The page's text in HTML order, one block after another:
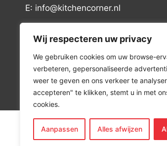
Wij respecteren uw privacy
We gebruiken cookies om uw browse-
verbeteren, gepersonaliseerde
weer te geven en ons verkeer te
accepteren" te klikken, stemt u in met
cookies.
Aanpassen Alles afwijzen
E: info@kitchencorner.nl
BTW: NL001915997B81